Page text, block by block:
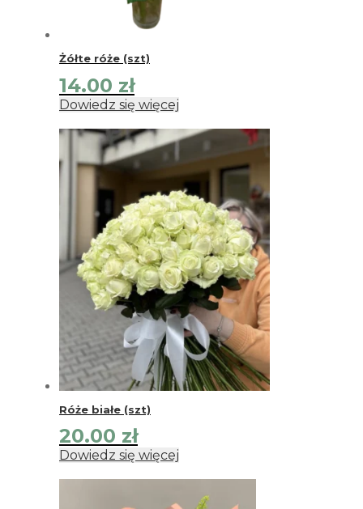
Żółte róże (szt)
14.00 zł
Dowiedz się więcej
Róże białe (szt)
20.00 zł
Dowiedz się więcej